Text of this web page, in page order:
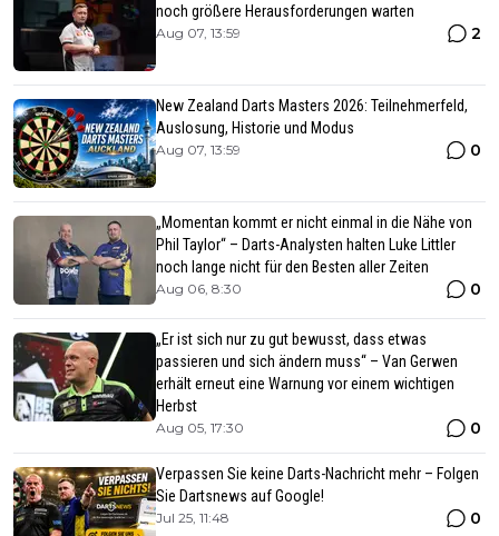
noch größere Herausforderungen warten
Aug 07, 13:59 2
New Zealand Darts Masters 2026: Teilnehmerfeld,
Auslosung, Historie und Modus
Aug 07, 13:59 0
„Momentan kommt er nicht einmal in die Nähe von
Phil Taylor“ – Darts-Analysten halten Luke Littler
noch lange nicht für den Besten aller Zeiten
Aug 06, 8:30 0
„Er ist sich nur zu gut bewusst, dass etwas
passieren und sich ändern muss“ – Van Gerwen
erhält erneut eine Warnung vor einem wichtigen
Herbst
Aug 05, 17:30 0
Verpassen Sie keine Darts-Nachricht mehr – Folgen
Sie Dartsnews auf Google!
Jul 25, 11:48 0